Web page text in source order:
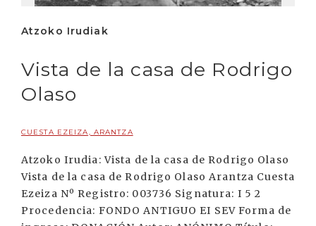
Atzoko Irudiak
Vista de la casa de Rodrigo
Olaso
CUESTA EZEIZA, ARANTZA
Atzoko Irudia: Vista de la casa de Rodrigo Olaso
Vista de la casa de Rodrigo Olaso Arantza Cuesta
Ezeiza Nº Registro: 003736 Signatura: I 5 2
Procedencia: FONDO ANTIGUO EI SEV Forma de